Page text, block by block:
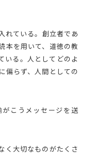
れている。創立者であ
本を用いて、道徳の教
いる。人としてどのよ
偏らず、人間としての
こうメッセージを送
く大切なものがたくさ